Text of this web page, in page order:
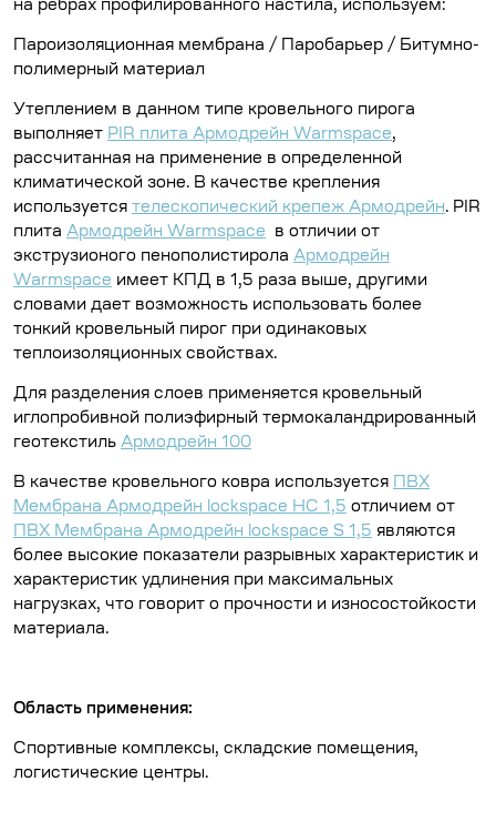
на ребрах профилированного настила, используем:
Пароизоляционная мембрана / Паробарьер / Битумно-
полимерный материал
Утеплением в данном типе кровельного пирога
выполняет PIR плита Армодрейн Warmspace,
рассчитанная на применение в определенной
климатической зоне. В качестве крепления
используется телескопический крепеж Армодрейн. PIR
плита Армодрейн Warmspace в отличии от
экструзионого пенополистирола Армодрейн
Warmspace имеет КПД в 1,5 раза выше, другими
словами дает возможность использовать более
тонкий кровельный пирог при одинаковых
теплоизоляционных свойствах.
Для разделения слоев применяется кровельный
иглопробивной полиэфирный термокаландрированный
геотекстиль Армодрейн 100
В качестве кровельного ковра используется ПВХ
Мембрана Армодрейн lockspace HC 1,5 отличием от
ПВХ Мембрана Армодрейн lockspace S 1,5 являются
более высокие показатели разрывных характеристик и
характеристик удлинения при максимальных
нагрузках, что говорит о прочности и износостойкости
материала.
Область применения:
Спортивные комплексы, складские помещения,
логистические центры.